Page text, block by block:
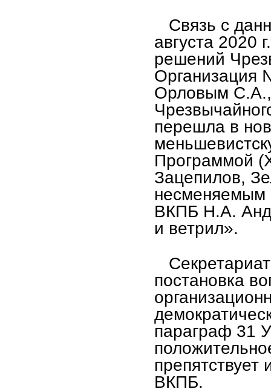
Связь с
августа 2020
решений
Организация
Орловым С.А.,
перешла в
Программой
Зацепилов,
несменяемым
ВКПБ Н.А.
и ветрил».
постановка
параграф 31
ВКПБ.